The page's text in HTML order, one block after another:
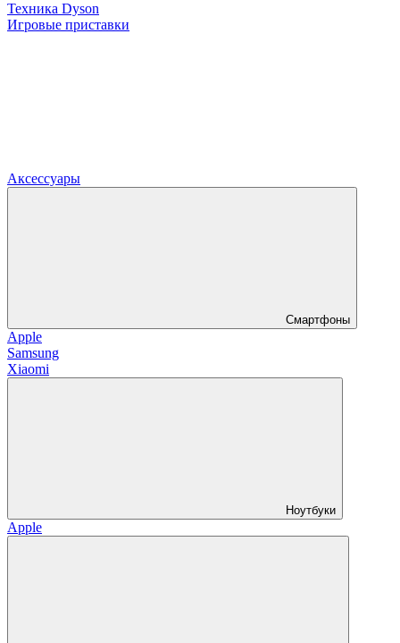
Техника Dyson
Игровые приставки
Аксессуары
Смартфоны
Apple
Samsung
Xiaomi
Ноутбуки
Apple